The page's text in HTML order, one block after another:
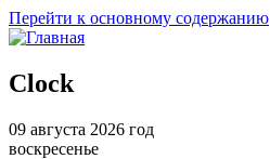
Перейти к основному содержанию
Clock
09 августа 2026 год
воскресенье